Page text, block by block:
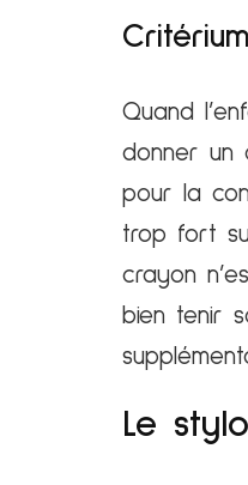
Quand
donner un
pour la
trop fort
crayon
bien tenir
Le